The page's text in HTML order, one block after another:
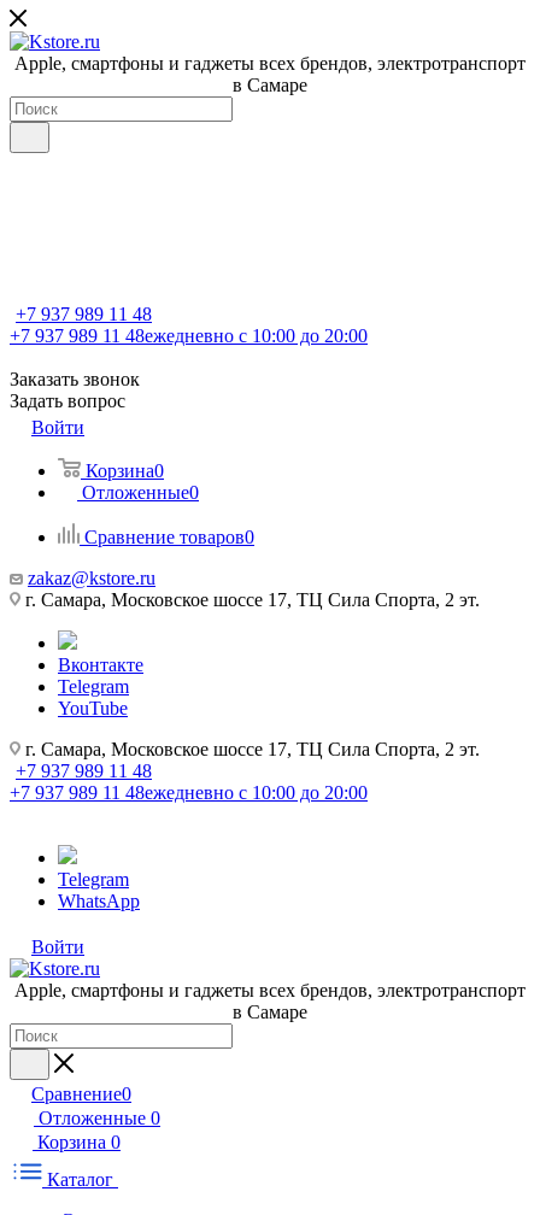
Apple, cмартфоны и гаджеты всех брендов, электротранспорт
в Самаре
+7 937 989 11 48
+7 937 989 11 48ежедневно с 10:00 до 20:00
Заказать звонок
Задать вопрос
Войти
Корзина0
Отложенные0
Сравнение товаров0
zakaz@kstore.ru
г. Самара, Московское шоссе 17, ТЦ Сила Спорта, 2 эт.
Вконтакте
Telegram
YouTube
г. Самара, Московское шоссе 17, ТЦ Сила Спорта, 2 эт.
+7 937 989 11 48
+7 937 989 11 48ежедневно с 10:00 до 20:00
Telegram
WhatsApp
Войти
Apple, cмартфоны и гаджеты всех брендов, электротранспорт
в Самаре
Сравнение0
Отложенные 0
Корзина 0
Каталог